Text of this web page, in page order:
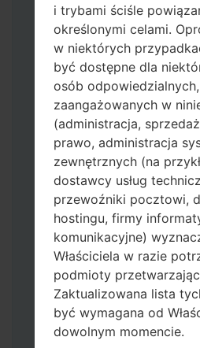
Pobierz na swój
wersjęOdin 3.
Następnie
oprogramowania
Powinieneś
wybierz tutaj) lub 5
wybierz tutaj):
AP: "System &
CP: "Modem & Radio"
CSC_***: "Country &
HOME_CSC_***:
Operator"
Dodaj wszystkie pliki w
i trybami ściśle
określonymi celami.
w niektórych
być dostępne dla
osób odpowiedzialnych,
zaangażowanych w
(administracja,
prawo, administracja
zewnętrznych (na
dostawcy usług
przewoźniki pocztowi,
hostingu, firmy
komunikacyjne)
Właściciela w razie
podmioty
Zaktualizowana lista
być wymagana od
dowolnym momencie.